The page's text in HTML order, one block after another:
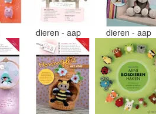
dieren - aap dieren - aap